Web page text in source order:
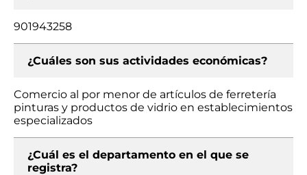
901943258
¿Cuáles son sus actividades económicas?
Comercio al por menor de artículos de ferretería
pinturas y productos de vidrio en establecimientos
especializados
¿Cuál es el departamento en el que se
registra?